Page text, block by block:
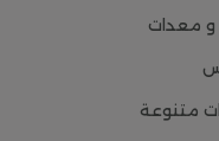
معدات
متنوعة